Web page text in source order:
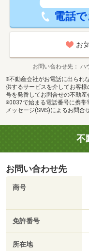
電話
お
お問い合わせ先
ハ
※不動産会社がお電話に出られ
供するサービスを介してお客
号を発番してお問合せの不動産
※0037で始まる電話番号に携帯
メッセージ(SMS)によるお問合
不
お問い合わせ先
商号
免許番号
所在地